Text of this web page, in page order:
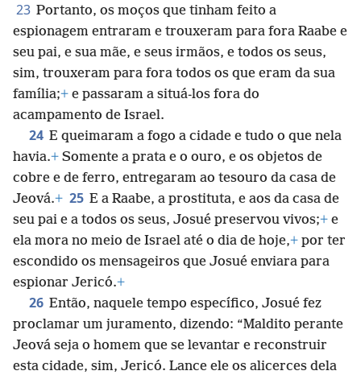
23 Portanto, os moços que tinham feito a
espionagem entraram e trouxeram para fora Raabe e
seu pai, e sua mãe, e seus irmãos, e todos os seus,
sim, trouxeram para fora todos os que eram da sua
família;+ e passaram a situá-los fora do
acampamento de Israel.
24 E queimaram a fogo a cidade e tudo o que nela
havia.+ Somente a prata e o ouro, e os objetos de
cobre e de ferro, entregaram ao tesouro da casa de
Jeová.+ 25 E a Raabe, a prostituta, e aos da casa de
seu pai e a todos os seus, Josué preservou vivos;+ e
ela mora no meio de Israel até o dia de hoje,+ por ter
escondido os mensageiros que Josué enviara para
espionar Jericó.+
26 Então, naquele tempo específico, Josué fez
proclamar um juramento, dizendo: “Maldito perante
Jeová seja o homem que se levantar e reconstruir
esta cidade, sim, Jericó. Lance ele os alicerces dela